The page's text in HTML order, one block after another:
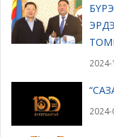
2024-